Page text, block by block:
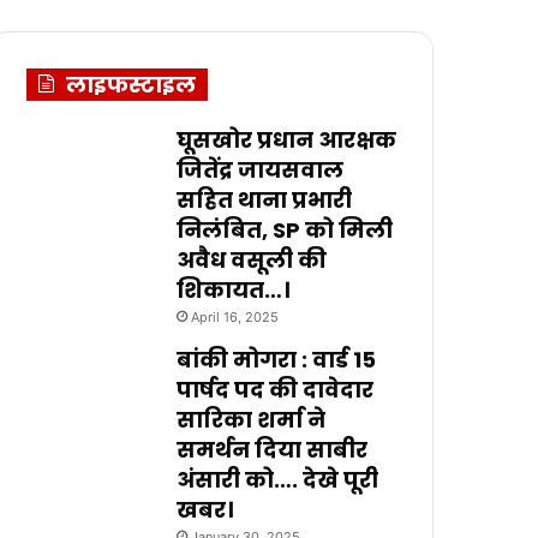
लाइफस्टाइल
घूसखोर प्रधान आरक्षक
जितेंद्र जायसवाल
सहित थाना प्रभारी
निलंबित, SP को मिली
अवैध वसूली की
शिकायत…।
April 16, 2025
बांकी मोगरा : वार्ड 15
पार्षद पद की दावेदार
सारिका शर्मा ने
समर्थन दिया साबीर
अंसारी को…. देखे पूरी
खबर।